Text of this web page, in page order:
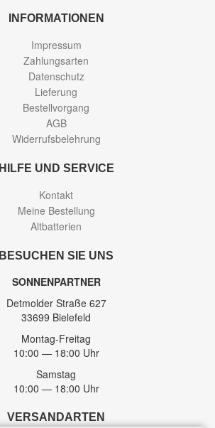
INFORMATIONEN
Impressum
Zahlungsarten
Datenschutz
Lieferung
Bestellvorgang
AGB
Widerrufsbelehrung
HILFE UND SERVICE
Kontakt
Meine Bestellung
Altbatterien
BESUCHEN SIE UNS
SONNENPARTNER
Detmolder Straße 627
33699 Bielefeld
Montag-Freitag
10:00 — 18:00 Uhr
Samstag
10:00 — 18:00 Uhr
VERSANDARTEN